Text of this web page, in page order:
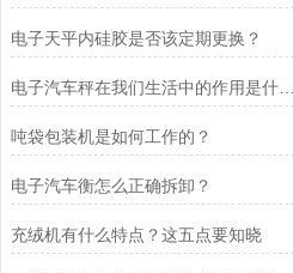
电子天平内硅胶是否该定期更换？
电子汽车秤在我们生活中的作用是什么？
吨袋包装机是如何工作的？
电子汽车衡怎么正确拆卸？
充绒机有什么特点？这五点要知晓